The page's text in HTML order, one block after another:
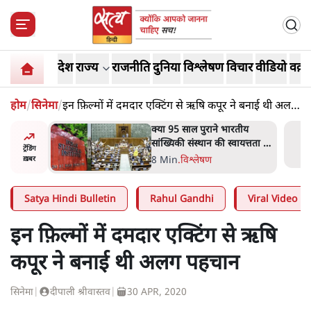
देशराज्य राजनीतिदुनियाविश्लेषणविचारवीडियो
होम/सिनेमा/इन फ़िल्मों में दमदार एक्टिंग से ऋषि कपूर ने बनाई थी अलग
पहचान
ट्रेंडिंग
ख़बर
5 नहीं,
क्या 95 साल पुराने भारतीय
सांख्यिकी संस्थान की स्वायत्तता पर
भी अब मंडरा रहा ख़तरा?
8 Min.विश्लेषण
Satya Hindi Bulletin Rahul Gandhi Viral Video
इन फ़िल्मों में दमदार एक्टिंग से ऋषि
कपूर ने बनाई थी अलग पहचान
सिनेमा दीपाली श्रीवास्तव 30 APR, 2020